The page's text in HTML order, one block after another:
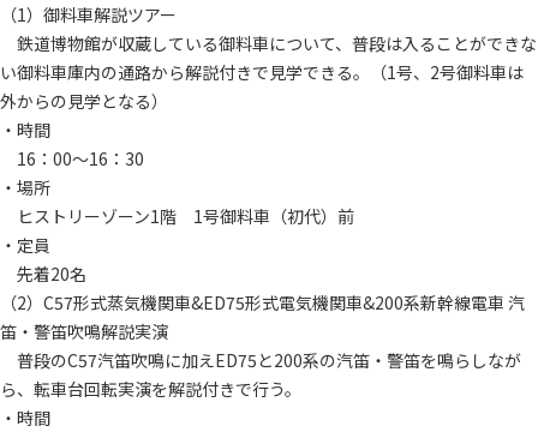
（1）御料車解説ツアー
鉄道博物館が収蔵している御料車について、普段は入ることができな
い御料車庫内の通路から解説付きで見学できる。（1号、2号御料車は
外からの見学となる）
・時間
16：00～16：30
・場所
ヒストリーゾーン1階 1号御料車（初代）前
・定員
先着20名
（2）C57形式蒸気機関車&ED75形式電気機関車&200系新幹線電車 汽
笛・警笛吹鳴解説実演
普段のC57汽笛吹鳴に加えED75と200系の汽笛・警笛を鳴らしなが
ら、転車台回転実演を解説付きで行う。
・時間